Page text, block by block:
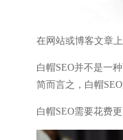
在网站或博客文章
白帽SEO并不是一
简而言之，白帽
白帽SEO需要花费